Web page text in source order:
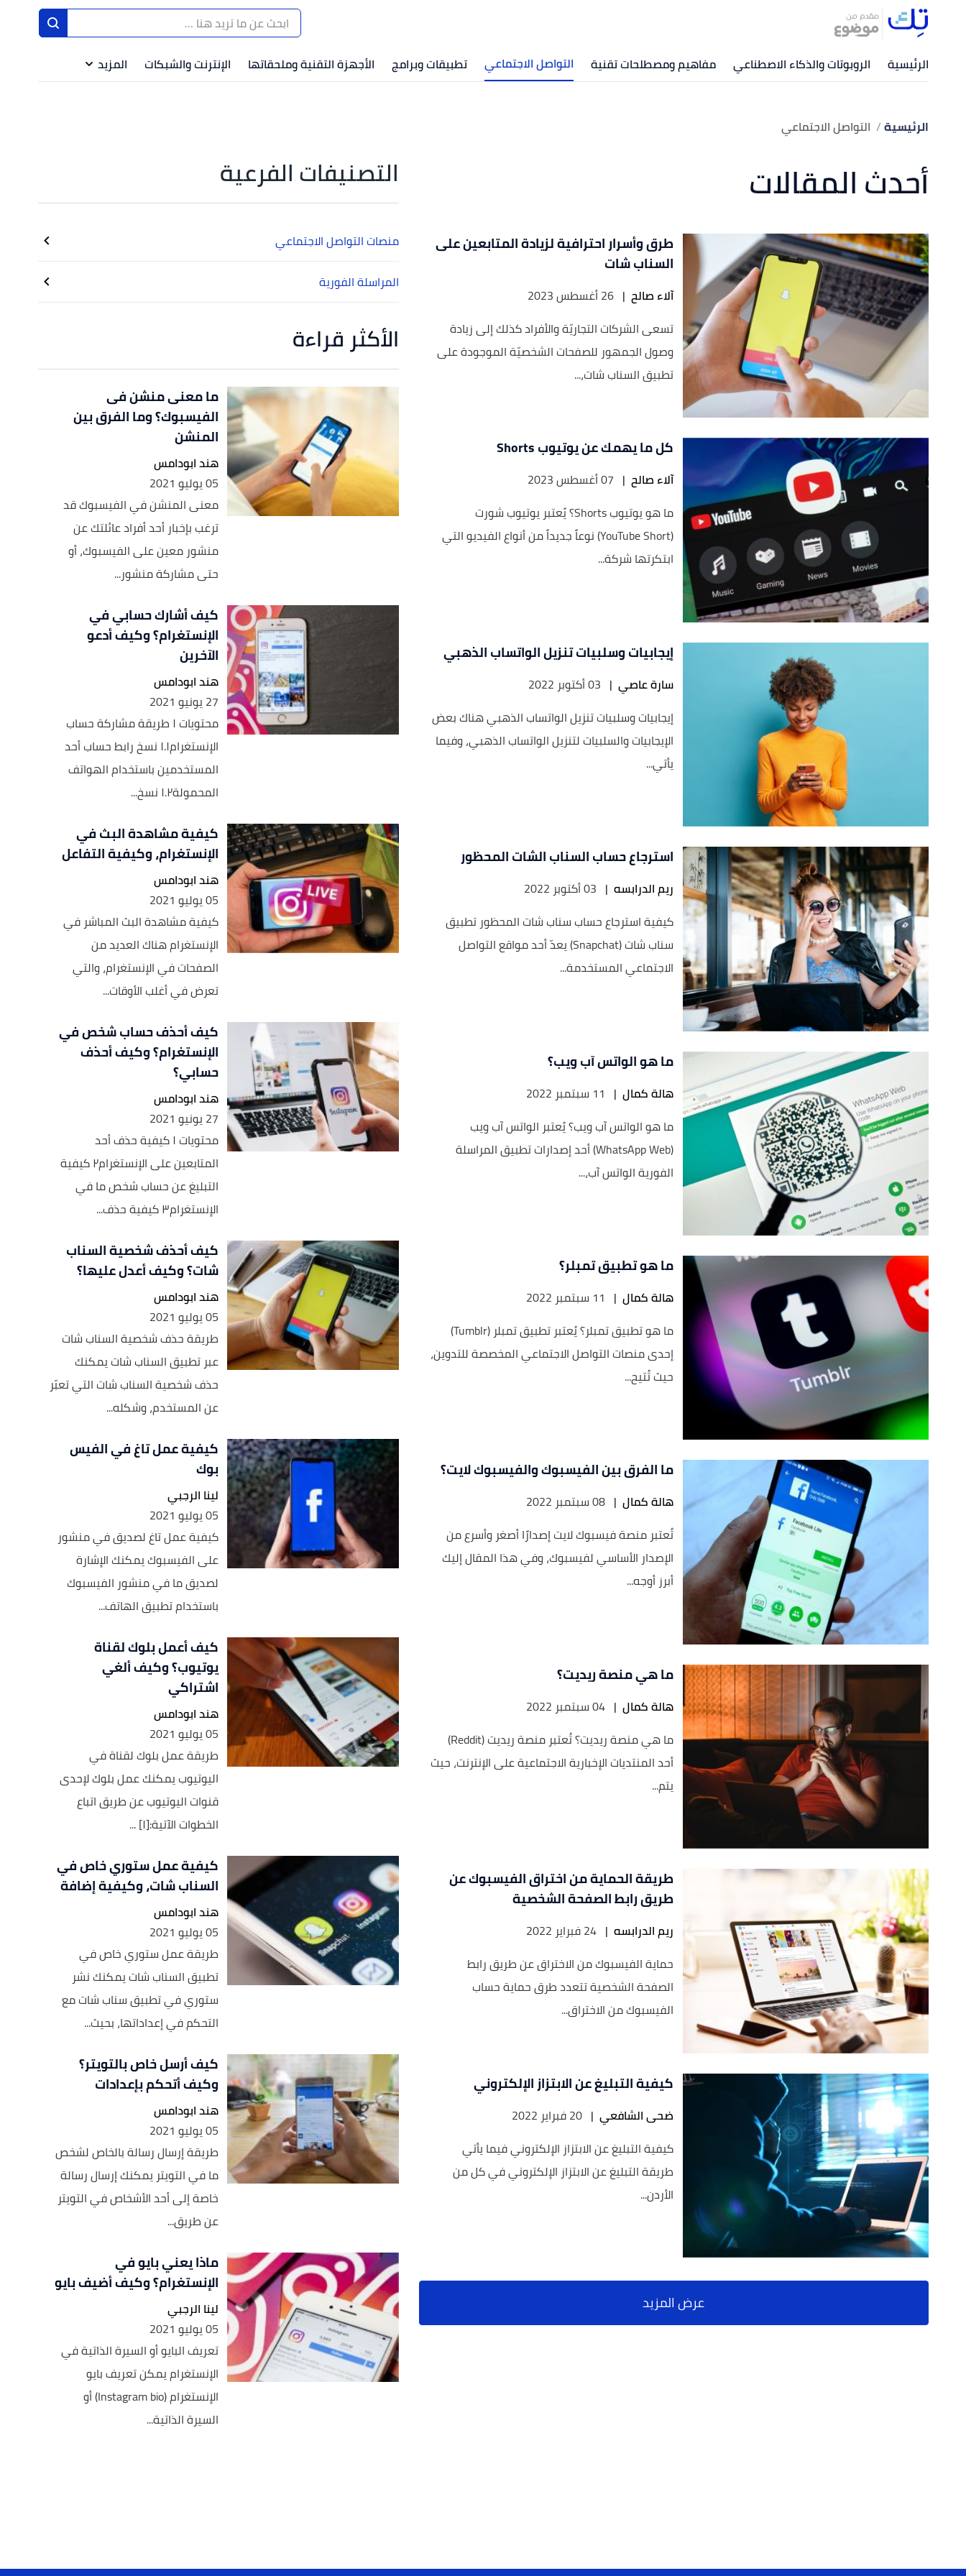
الرئيسية الروبوتات والذكاء الاصطناعي مفاهيم ومصطلحات تقنية التواصل الاجتماعي تطبيقات وبرامج الأجهزة التقنية وملحقاتها الإنترنت والشبكات المزيد
الرئيسية التواصل الاجتماعي
أحدث المقالات
طرق وأسرار احترافية لزيادة المتابعين على
السناب شات
آلاء صالح | 26 أغسطس 2023
تسعى الشركات التجاريّة والأفراد كذلك إلى زيادة
وصول الجمهور للصفحات الشخصيّة الموجودة على
تطبيق السناب شات،...
كل ما يهمك عن يوتيوب Shorts
آلاء صالح | 07 أغسطس 2023
ما هو يوتيوب Shorts؟ يًعتبر يوتيوب شورت
(YouTube Short) نوعاً جديداً من أنواع الفيديو التي
ابتكرتها شركة...
إيجابيات وسلبيات تنزيل الواتساب الذهبي
سارة عاصي | 03 أكتوبر 2022
إيجابيات وسلبيات تنزيل الواتساب الذهبي هناك بعض
الإيجابيات والسلبيات لتنزيل الواتساب الذهبي، وفيما
يأتي...
استرجاع حساب السناب الشات المحظور
ريم الدرابسه | 03 أكتوبر 2022
كيفية استرجاع حساب سناب شات المحظور تطبيق
سناب شات (Snapchat) يعدّ أحد مواقع التواصل
الاجتماعي المستخدمة...
ما هو الواتس آب ويب؟
هالة كمال | 11 سبتمبر 2022
ما هو الواتس آب ويب؟ يُعتبر الواتس آب ويب
(WhatsApp Web) أحد إصدارات تطبيق المراسلة
الفورية الواتس آب،...
ما هو تطبيق تمبلر؟
هالة كمال | 11 سبتمبر 2022
ما هو تطبيق تمبلر؟ يُعتبر تطبيق تمبلر (Tumblr)‏
إحدى منصات التواصل الاجتماعي المخصصة للتدوين،
حيث تُتيح...
ما الفرق بين الفيسبوك والفيسبوك لايت؟
هالة كمال | 08 سبتمبر 2022
تُعتبر منصة فيسبوك لايت إصدارًا أصغر وأسرع من
الإصدار الأساسي لفيسبوك، وفي هذا المقال إليك
أبرز أوجه...
ما هي منصة ريديت؟
هالة كمال | 04 سبتمبر 2022
ما هي منصة ريديت؟ تُعتبر منصة ريديت (Reddit)
أحد المنتديات الإخبارية الاجتماعية على الإنترنت، حيث
يتم...
طريقة الحماية من اختراق الفيسبوك عن
طريق رابط الصفحة الشخصية
ريم الدرابسه | 24 فبراير 2022
حماية الفيسبوك من الاختراق عن طريق رابط
الصفحة الشخصية تتعدد طرق حماية حساب
الفيسبوك من الاختراق...
كيفية التبليغ عن الابتزاز الإلكتروني
ضحى الشافعي | 20 فبراير 2022
كيفية التبليغ عن الابتزاز الإلكتروني فيما يأتي
طريقة التبليغ عن الابتزاز الإلكتروني في كل من
الأردن...
التصنيفات الفرعية
منصات التواصل الاجتماعي
المراسلة الفورية
الأكثر قراءة
ما معنى منشن فى
الفيسبوك؟ وما الفرق بين
المنشن
هند ابودامس
05 يوليو 2021
معنى المنشن في الفيسبوك قد
ترغب بإخبار أحد أفراد عائلتك عن
منشور معين على الفيسبوك، أو
حتى مشاركة منشور...
كيف أشارك حسابي في
الإنستغرام؟ وكيف أدعو
الآخرين
هند ابودامس
27 يونيو 2021
محتويات ١ طريقة مشاركة حساب
الإنستغرام١.١ نسخ رابط حساب أحد
المستخدمين باستخدام الهواتف
المحمولة١.٢ نسخ...
كيفية مشاهدة البث في
الإنستغرام، وكيفية التفاعل
هند ابودامس
05 يوليو 2021
كيفية مشاهدة البث المباشر في
الإنستغرام هناك العديد من
الصفحات في الإنستغرام، والتي
تعرض في أغلب الأوقات...
كيف أحذف حساب شخص في
الإنستغرام؟ وكيف أحذف
حسابي؟
هند ابودامس
27 يونيو 2021
محتويات ١ كيفية حذف أحد
المتابعين على الإنستغرام٢ كيفية
التبليغ عن حساب شخص ما في
الإنستغرام٣ كيفية حذف...
كيف أحذف شخصية السناب
شات؟ وكيف أعدل عليها؟
هند ابودامس
05 يوليو 2021
طريقة حذف شخصية السناب شات
عبر تطبيق السناب شات يمكنك
حذف شخصية السناب شات التي تعبّر
عن المستخدم، وشكله...
كيفية عمل تاغ في الفيس
بوك
لينا الرجبي
05 يوليو 2021
كيفية عمل تاغ لصديق في منشور
على الفيسبوك يمكنك الإشارة
لصديق ما في منشور الفيسبوك
باستخدام تطبيق الهاتف...
كيف أعمل بلوك لقناة
يوتيوب؟ وكيف ألغي
اشتراكي
هند ابودامس
05 يوليو 2021
طريقة عمل بلوك لقناة في
اليوتيوب يمكنك عمل بلوك لإحدى
قنوات اليوتيوب عن طريق اتباع
الخطوات الآتية:[١] ...
كيفية عمل ستوري خاص في
السناب شات، وكيفية إضافة
هند ابودامس
05 يوليو 2021
طريقة عمل ستوري خاص في
تطبيق السناب شات يمكنك نشر
ستوري في تطبيق سناب شات مع
التحكم في إعداداتها، بحيث...
كيف أرسل خاص بالتويتر؟
وكيف أتحكم بإعدادات
هند ابودامس
05 يوليو 2021
طريقة إرسال رسالة بالخاص لشخص
ما في التويتر يمكنك إرسال رسالة
خاصة إلى أحد الأشخاص في التويتر
عن طريق...
ماذا يعني بايو في
الإنستغرام؟ وكيف أضيف بايو
لينا الرجبي
05 يوليو 2021
تعريف البايو أو السيرة الذاتية في
الإنستغرام يمكن تعريف بايو
الإنستغرام (Instagram bio) أو
السيرة الذاتية...